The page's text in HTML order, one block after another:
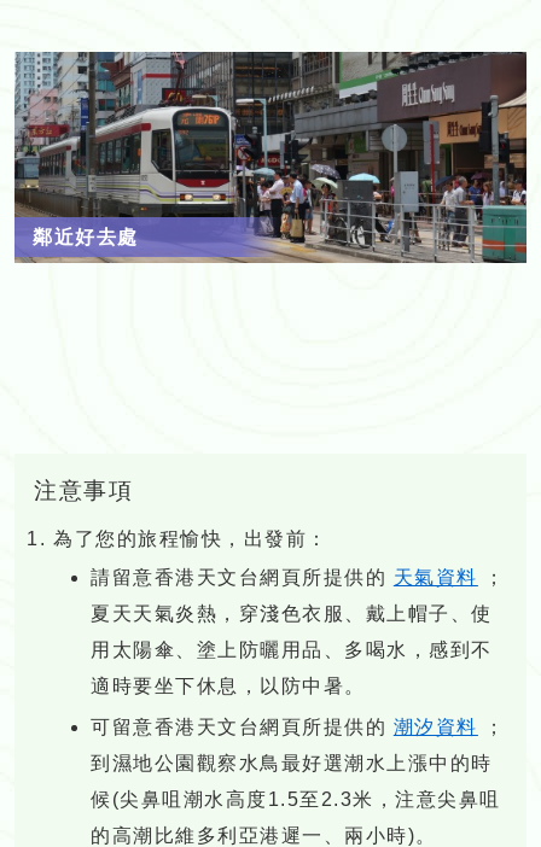
鄰近好去處
注意事項
為了您的旅程愉快，出發前：
請留意香港天文台網頁所提供的 天氣資料
；
夏天天氣炎熱，穿淺色衣服、戴上帽子、使
用太陽傘、塗上防曬用品、多喝水，感到不
適時要坐下休息，以防中暑。
可留意香港天文台網頁所提供的 潮汐資料
；
到濕地公園觀察水鳥最好選潮水上漲中的時
候(尖鼻咀潮水高度1.5至2.3米，注意尖鼻咀
的高潮比維多利亞港遲一、兩小時)。